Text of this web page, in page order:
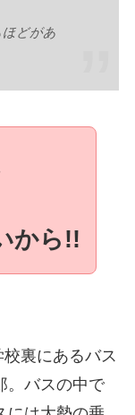
ほどがあ
から!!
裏にあるバス
。バスの中で